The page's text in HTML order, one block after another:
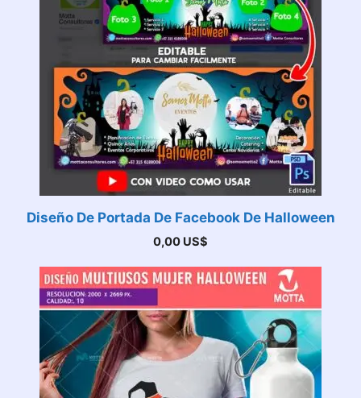
Diseño De Portada De Facebook De Halloween
0,00 US$